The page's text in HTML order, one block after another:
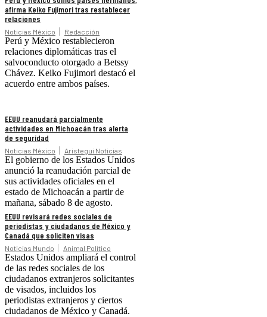
afirma Keiko Fujimori tras restablecer
relaciones
Noticias México Redacción
Perú y México restablecieron
relaciones diplomáticas tras el
salvoconducto otorgado a Betssy
Chávez. Keiko Fujimori destacó el
acuerdo entre ambos países.
EEUU reanudará parcialmente
actividades en Michoacán tras alerta
de seguridad
Noticias México Aristegui Noticias
El gobierno de los Estados Unidos
anunció la reanudación parcial de
sus actividades oficiales en el
estado de Michoacán a partir de
mañana, sábado 8 de agosto.
EEUU revisará redes sociales de
periodistas y ciudadanos de México y
Canadá que soliciten visas
Noticias Mundo Animal Político
Estados Unidos ampliará el control
de las redes sociales de los
ciudadanos extranjeros solicitantes
de visados, incluidos los
periodistas extranjeros y ciertos
ciudadanos de México y Canadá.